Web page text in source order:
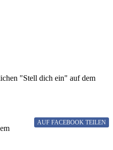
"Stell dich ein" auf dem
AUF FACEBOOK TEILEN